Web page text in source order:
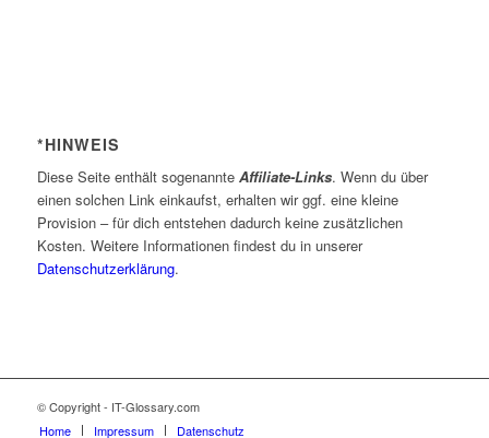
*HINWEIS
Diese Seite enthält sogenannte Affiliate-Links. Wenn du über
einen solchen Link einkaufst, erhalten wir ggf. eine kleine
Provision – für dich entstehen dadurch keine zusätzlichen
Kosten. Weitere Informationen findest du in unserer
Datenschutzerklärung.
© Copyright - IT-Glossary.com
Home
Impressum Datenschutz